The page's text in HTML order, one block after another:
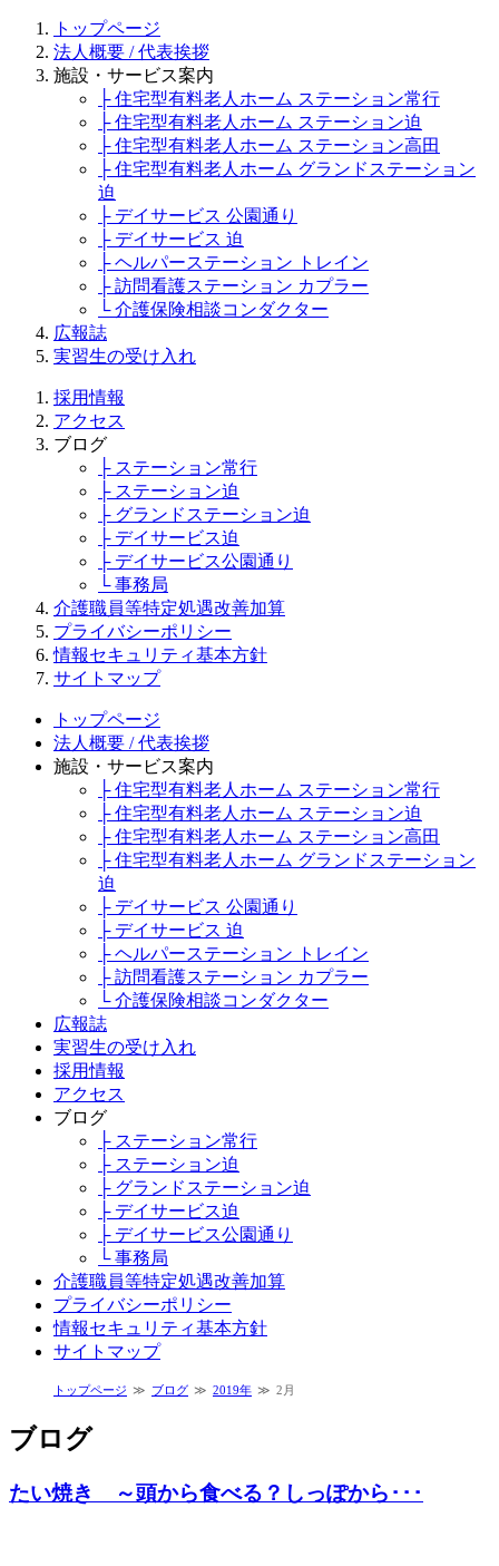
トップページ
法人概要 / 代表挨拶
施設・サービス案内
├ 住宅型有料老人ホーム ステーション常行
├ 住宅型有料老人ホーム ステーション迫
├ 住宅型有料老人ホーム ステーション高田
├ 住宅型有料老人ホーム グランドステーション
迫
├ デイサービス 公園通り
├ デイサービス 迫
├ ヘルパーステーション トレイン
├ 訪問看護ステーション カプラー
└ 介護保険相談コンダクター
広報誌
実習生の受け入れ
採用情報
アクセス
ブログ
├ ステーション常行
├ ステーション迫
├ グランドステーション迫
├ デイサービス迫
├ デイサービス公園通り
└ 事務局
介護職員等特定処遇改善加算
プライバシーポリシー
情報セキュリティ基本方針
サイトマップ
トップページ
法人概要 / 代表挨拶
施設・サービス案内
├ 住宅型有料老人ホーム ステーション常行
├ 住宅型有料老人ホーム ステーション迫
├ 住宅型有料老人ホーム ステーション高田
├ 住宅型有料老人ホーム グランドステーション
迫
├ デイサービス 公園通り
├ デイサービス 迫
├ ヘルパーステーション トレイン
├ 訪問看護ステーション カプラー
└ 介護保険相談コンダクター
広報誌
実習生の受け入れ
採用情報
アクセス
ブログ
├ ステーション常行
├ ステーション迫
├ グランドステーション迫
├ デイサービス迫
├ デイサービス公園通り
└ 事務局
介護職員等特定処遇改善加算
プライバシーポリシー
情報セキュリティ基本方針
サイトマップ
トップページ ブログ 2019年 2月
ブログ
たい焼き ～頭から食べる？しっぽから･･･